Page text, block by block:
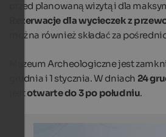
5 South Tyrolean towns - 5
przed planowaną wizytą i dla
Rezerwacje dla wycieczek z
można również składać za
Muzeum Archeologiczne jest
grudnia i 1 stycznia. W dniach 24
jestotwarte do 3 po południu.